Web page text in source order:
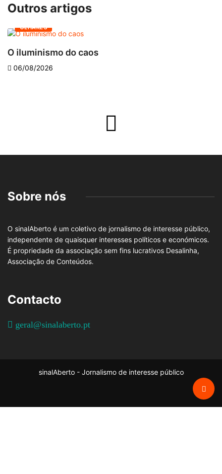
Outros artigos
OLHARES
O iluminismo do caos
06/08/2026
Sobre nós
O sinalAberto é um coletivo de jornalismo de interesse público,
independente de quaisquer interesses políticos e económicos.
É propriedade da associação sem fins lucrativos Desalinha,
Associação de Conteúdos.
Contacto
geral@sinalaberto.pt
sinalAberto - Jornalismo de interesse público